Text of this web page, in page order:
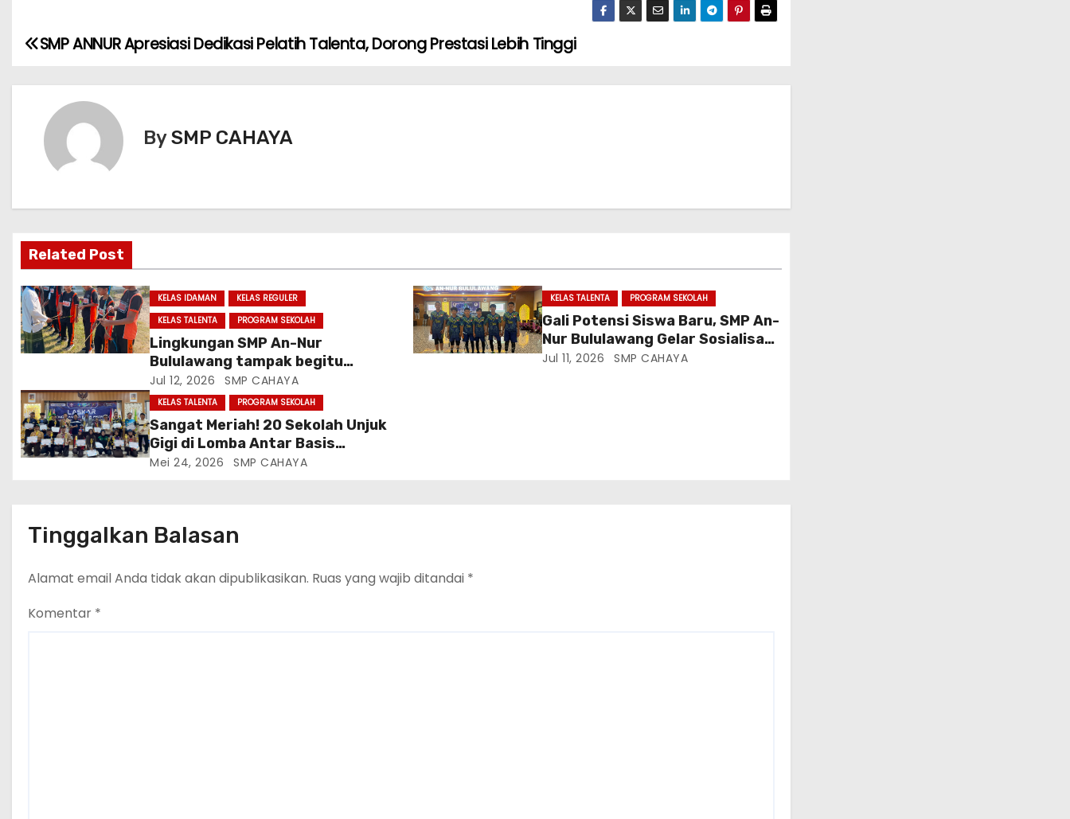
N
a
a
s
i
p
o
s
SMP ANNUR Apresiasi Dedikasi Pelatih Talenta, Dorong Prestasi Lebih Tinggi
BySMP CAHAYA
Related Post
KELAS IDAMAN
KELAS REGULER
KELAS TALENTA
PROGRAM SEKOLAH
Lingkungan SMP An-Nur
Bululawang tampak begitu
dinamis dan penuh semangat
Jul 12, 2026 SMP CAHAYA
KELAS TALENTA PROGRAM SEKOLAH
Gali Potensi Siswa Baru, SMP An-
Nur Bululawang Gelar Sosialisasi
14 Program Kelas Talenta
Jul 11, 2026 SMP CAHAYA
KELAS TALENTA PROGRAM SEKOLAH
Sangat Meriah! 20 Sekolah Unjuk
Gigi di Lomba Antar Basis
Pramuka “Malang Open” SMP An-
Mei 24, 2026 SMP CAHAYA
Tinggalkan Balasan
Alamat email Anda tidak akan dipublikasikan. Ruas yang wajib ditandai *
Komentar *